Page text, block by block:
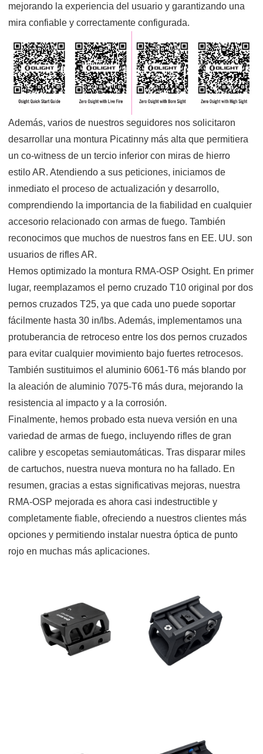
mejorando la experiencia del usuario y garantizando una
mira confiable y correctamente configurada.
Además, varios de nuestros seguidores nos solicitaron
desarrollar una montura Picatinny más alta que permitiera
un co-witness de un tercio inferior con miras de hierro
estilo AR. Atendiendo a sus peticiones, iniciamos de
inmediato el proceso de actualización y desarrollo,
comprendiendo la importancia de la fiabilidad en cualquier
accesorio relacionado con armas de fuego. También
reconocimos que muchos de nuestros fans en EE. UU. son
usuarios de rifles AR.
Hemos optimizado la montura RMA-OSP Osight. En primer
lugar, reemplazamos el perno cruzado T10 original por dos
pernos cruzados T25, ya que cada uno puede soportar
fácilmente hasta 30 in/lbs. Además, implementamos una
protuberancia de retroceso entre los dos pernos cruzados
para evitar cualquier movimiento bajo fuertes retrocesos.
También sustituimos el aluminio 6061-T6 más blando por
la aleación de aluminio 7075-T6 más dura, mejorando la
resistencia al impacto y a la corrosión.
Finalmente, hemos probado esta nueva versión en una
variedad de armas de fuego, incluyendo rifles de gran
calibre y escopetas semiautomáticas. Tras disparar miles
de cartuchos, nuestra nueva montura no ha fallado. En
resumen, gracias a estas significativas mejoras, nuestra
RMA-OSP mejorada es ahora casi indestructible y
completamente fiable, ofreciendo a nuestros clientes más
opciones y permitiendo instalar nuestra óptica de punto
rojo en muchas más aplicaciones.